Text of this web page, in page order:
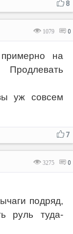
8
1079 0
на
уж совсем
7
3275 0
подряд,
руль туда-